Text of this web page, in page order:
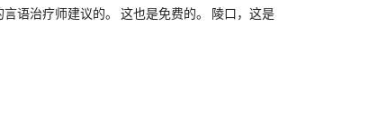
语治疗师建议的。 这也是免费的。 陵口，这是